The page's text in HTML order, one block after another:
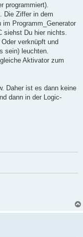
programmiert).
Die Ziffer in dem
Programm_Generator
Du hier nichts.
verknüpft und
sein) leuchten.
Aktivator zum
Daher ist es dann keine
dann in der Logic-